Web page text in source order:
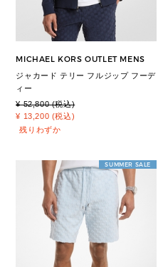
MICHAEL KORS OUTLET MENS
ジャカード テリー フルジップ フーデ
ィー
¥ 52,800 (税込)
¥ 13,200 (税込)
残りわずか
SUMMER SALE